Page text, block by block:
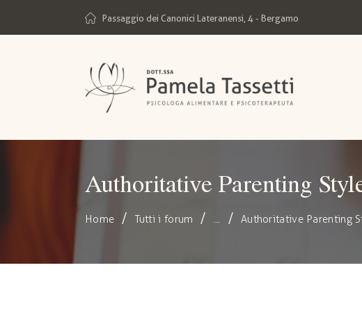
Passaggio dei Canonici Lateranensi, 4 - Bergamo
Authoritative Parenting
Home Tutti i forum ... Authoritative Parenting